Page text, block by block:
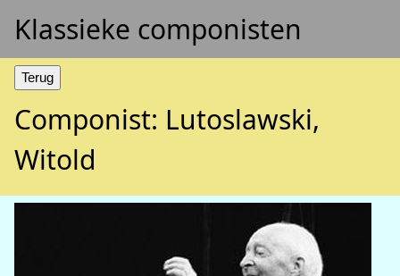
Klassieke componisten
Componist: Lutoslawski,
Witold